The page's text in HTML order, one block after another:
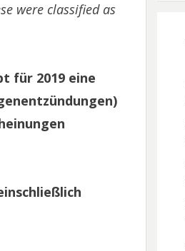
were classified as
für 2019 eine